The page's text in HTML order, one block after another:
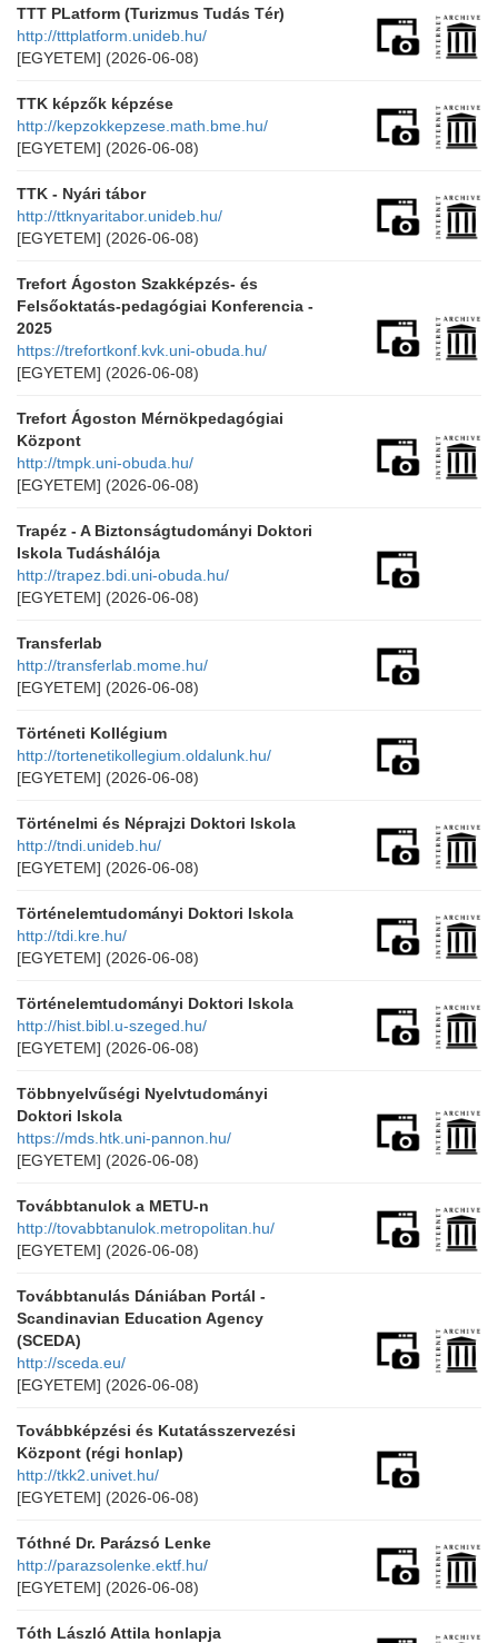
TTT PLatform (Turizmus Tudás Tér)
http://tttplatform.unideb.hu/
[EGYETEM] (2026-06-08)
TTK képzők képzése
http://kepzokkepzese.math.bme.hu/
[EGYETEM] (2026-06-08)
TTK - Nyári tábor
http://ttknyaritabor.unideb.hu/
[EGYETEM] (2026-06-08)
Trefort Ágoston Szakképzés- és
Felsőoktatás-pedagógiai Konferencia -
2025
https://trefortkonf.kvk.uni-obuda.hu/
[EGYETEM] (2026-06-08)
Trefort Ágoston Mérnökpedagógiai
Központ
http://tmpk.uni-obuda.hu/
[EGYETEM] (2026-06-08)
Trapéz - A Biztonságtudományi Doktori
Iskola Tudáshálója
http://trapez.bdi.uni-obuda.hu/
[EGYETEM] (2026-06-08)
Transferlab
http://transferlab.mome.hu/
[EGYETEM] (2026-06-08)
Történeti Kollégium
http://tortenetikollegium.oldalunk.hu/
[EGYETEM] (2026-06-08)
Történelmi és Néprajzi Doktori Iskola
http://tndi.unideb.hu/
[EGYETEM] (2026-06-08)
Történelemtudományi Doktori Iskola
http://tdi.kre.hu/
[EGYETEM] (2026-06-08)
Történelemtudományi Doktori Iskola
http://hist.bibl.u-szeged.hu/
[EGYETEM] (2026-06-08)
Többnyelvűségi Nyelvtudományi
Doktori Iskola
https://mds.htk.uni-pannon.hu/
[EGYETEM] (2026-06-08)
Továbbtanulok a METU-n
http://tovabbtanulok.metropolitan.hu/
[EGYETEM] (2026-06-08)
Továbbtanulás Dániában Portál -
Scandinavian Education Agency
(SCEDA)
http://sceda.eu/
[EGYETEM] (2026-06-08)
Továbbképzési és Kutatásszervezési
Központ (régi honlap)
http://tkk2.univet.hu/
[EGYETEM] (2026-06-08)
Tóthné Dr. Parázsó Lenke
http://parazsolenke.ektf.hu/
[EGYETEM] (2026-06-08)
Tóth László Attila honlapja